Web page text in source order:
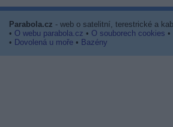
Parabola.cz - web o satelitní, terestrické a
• O webu parabola.cz • O souborech cookies •
• Dovolená u moře • Bazény